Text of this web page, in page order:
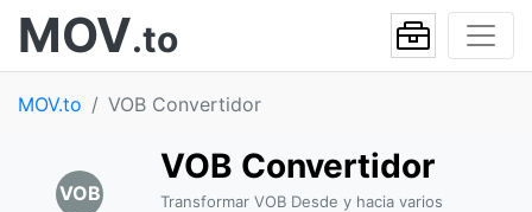
MOV.to
MOV.to VOB Convertidor
VOB
VOB Convertidor
Transformar VOB Desde y hacia varios